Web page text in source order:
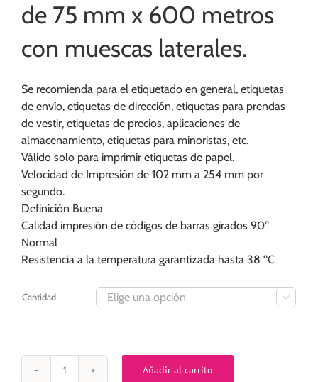
de 75 mm x 600 metros
con muescas laterales.
Se recomienda para el etiquetado en general, etiquetas
de envío, etiquetas de dirección, etiquetas para prendas
de vestir, etiquetas de precios, aplicaciones de
almacenamiento, etiquetas para minoristas, etc.
Válido solo para imprimir etiquetas de papel.
Velocidad de Impresión de 102 mm a 254 mm por
segundo.
Definición Buena
Calidad impresión de códigos de barras girados 90º
Normal
Resistencia a la temperatura garantizada hasta 38 ºC
Cantidad 
Ribbon
Añadir al carrito